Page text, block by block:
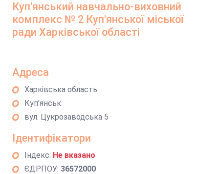
Куп'янський навчально-виховний
комплекс № 2 Куп'янської міської
ради Харківської області
Адреса
Харківська область
Куп'янськ
вул. Цукрозаводська 5
Ідентифікатори
Індекс: Не вказано
ЄДРПОУ: 36572000